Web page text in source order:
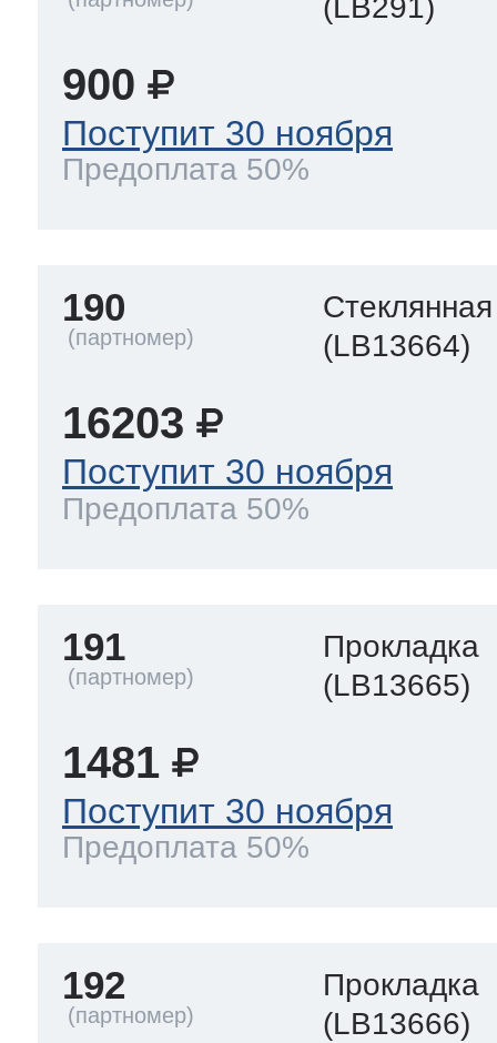
(LB291)
900
Поступит 30 ноября
Предоплата 50%
190
(LB13664)
16203
Поступит 30 ноября
Предоплата 50%
191
Прокладка
(LB13665)
1481
Поступит 30 ноября
Предоплата 50%
192
Прокладка
(LB13666)